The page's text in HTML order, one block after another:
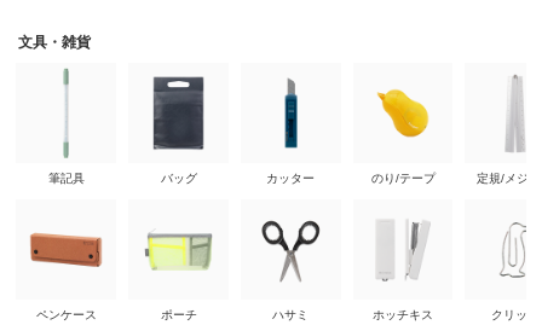
文具・雑貨
筆記具
ペンケース
バッグ
ポーチ
カッター
ハサミ
のり/テープ
ホッチキス
定規/メジ
クリップ